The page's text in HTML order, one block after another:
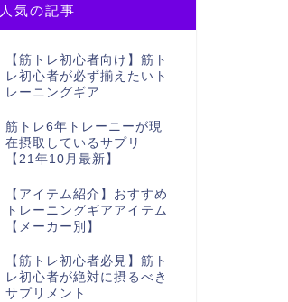
人気の記事
【筋トレ初心者向け】筋ト
レ初心者が必ず揃えたいト
レーニングギア
筋トレ6年トレーニーが現
在摂取しているサプリ
【21年10月最新】
【アイテム紹介】おすすめ
トレーニングギアアイテム
【メーカー別】
【筋トレ初心者必見】筋ト
レ初心者が絶対に摂るべき
サプリメント